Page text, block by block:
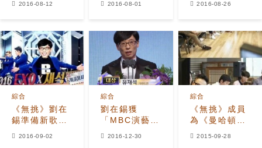
2016-08-12 2016-08-01 2016-08-26
《無挑》劉在
錫準備新歌
綜合
2016-09-02
劉在錫獲
「MBC演藝大
綜合
2016-12-30
《無挑》成員
為《曼哈頓戀
綜合
2015-09-28